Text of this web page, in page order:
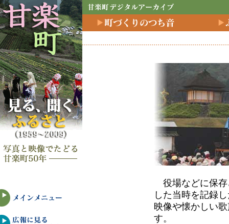
役場などに保存
した当時を記録
映像や懐かしい
す。